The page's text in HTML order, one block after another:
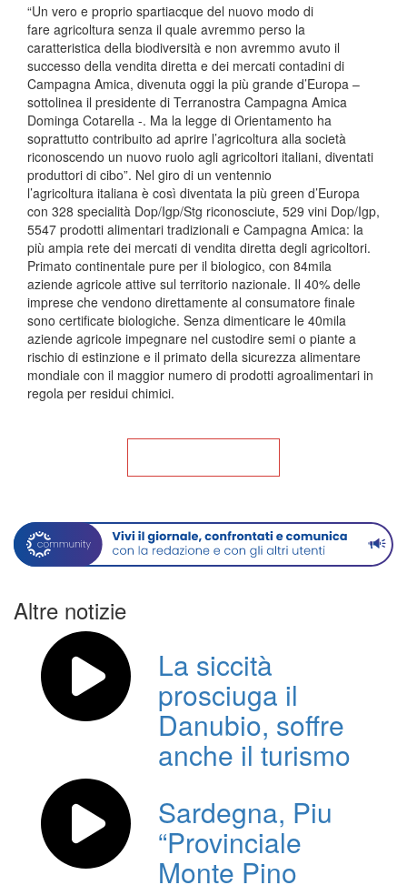
“Un vero e proprio spartiacque del nuovo modo di
fare agricoltura senza il quale avremmo perso la
caratteristica della biodiversità e non avremmo avuto il
successo della vendita diretta e dei mercati contadini di
Campagna Amica, divenuta oggi la più grande d’Europa –
sottolinea il presidente di Terranostra Campagna Amica
Dominga Cotarella -. Ma la legge di Orientamento ha
soprattutto contribuito ad aprire l’agricoltura alla società
riconoscendo un nuovo ruolo agli agricoltori italiani, diventati
produttori di cibo”. Nel giro di un ventennio
l’agricoltura italiana è così diventata la più green d’Europa
con 328 specialità Dop/Igp/Stg riconosciute, 529 vini Dop/Igp,
5547 prodotti alimentari tradizionali e Campagna Amica: la
più ampia rete dei mercati di vendita diretta degli agricoltori.
Primato continentale pure per il biologico, con 84mila
aziende agricole attive sul territorio nazionale. Il 40% delle
imprese che vendono direttamente al consumatore finale
sono certificate biologiche. Senza dimenticare le 40mila
aziende agricole impegnare nel custodire semi o piante a
rischio di estinzione e il primato della sicurezza alimentare
mondiale con il maggior numero di prodotti agroalimentari in
regola per residui chimici.
Altre notizie
La siccità
prosciuga il
Danubio, soffre
anche il turismo
Sardegna, Piu
“Provinciale
Monte Pino